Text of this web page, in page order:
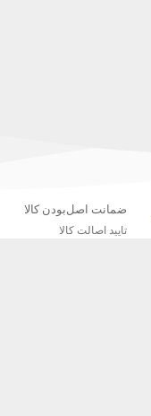
ضمانت اصل‌بودن کالا
تایید اصالت کالا